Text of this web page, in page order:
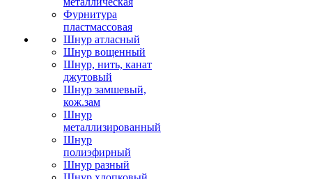
Фурнитура
пластмассовая
Шнур атласный
Шнур вощенный
Шнур, нить, канат
джутовый
Шнур замшевый,
кож.зам
Шнур
металлизированный
Шнур
полиэфирный
Шнур разный